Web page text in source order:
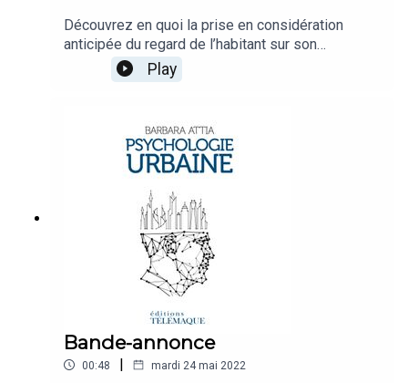
Découvrez en quoi la prise en considération
anticipée du regard de l’habitant sur son
environnement urbain permet d’aboutir à un
diagnostic différenciant
RicheboisInvitées : Louise Dervaux, Laëtitia
MaesProduction : Studio Empreinte
MagnétiqueIngénieur du son prise : Robin Felici
(Studio Caleson)Ingénieur du son montage et mix
: Charles De CilliaRéalisation: Charles De
CilliaOuvrage : © Psychologie Urbaine : Un
nouveau métier, pour le bien-être des citoyens
des villes, Barbara Attia, Éditions Télémaque,
Play
Bande-annonce
00:48 | mardi 24 mai 2022